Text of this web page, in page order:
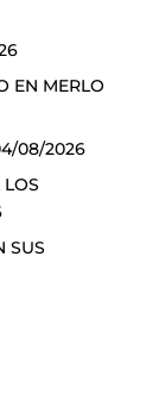
EN MERLO
08/2026
SUS